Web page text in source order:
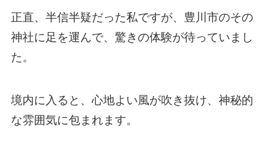
正直、半信半疑だった私ですが、豊川市のその
神社に足を運んで、驚きの体験が待っていまし
た。
境内に入ると、心地よい風が吹き抜け、神秘的
な雰囲気に包まれます。